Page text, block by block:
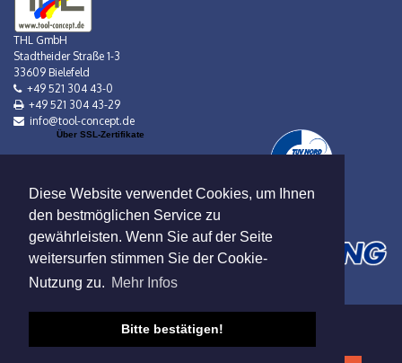
Diese Website verwendet Cookies, um Ihnen
den bestmöglichen Service zu
gewährleisten. Wenn Sie auf der Seite
weitersurfen stimmen Sie der Cookie-
Nutzung zu. Mehr Infos
Bitte bestätigen!
THL GmbH
Stadtheider Straße 1-3
33609 Bielefeld
+49 521 304 43-0
+49 521 304 43-29
info@tool-concept.de
Über SSL-Zertifikate
Verkauf nur an Gewerbebetreibende!
Datenschutz|AGB|Impressum|Mietbedingungen